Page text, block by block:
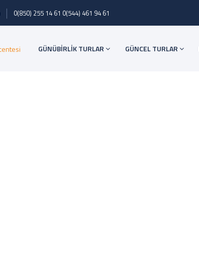
0(850) 255 14 61 0(544) 461 94 61
GÜNÜBİRLİK TURLAR GÜNCEL TURLAR